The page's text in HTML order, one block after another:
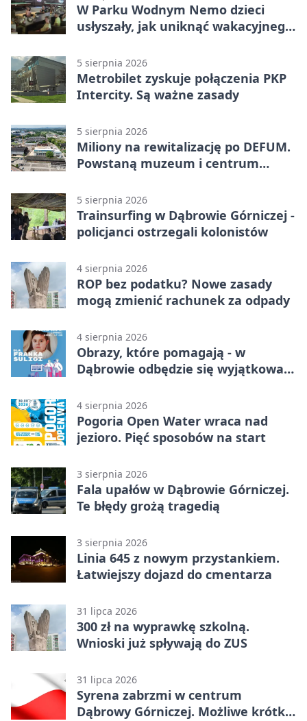
W Parku Wodnym Nemo dzieci
usłyszały, jak uniknąć wakacyjnego
5 sierpnia 2026
Metrobilet zyskuje połączenia PKP
Intercity. Są ważne zasady
5 sierpnia 2026
Miliony na rewitalizację po DEFUM.
Powstaną muzeum i centrum
5 sierpnia 2026
Trainsurfing w Dąbrowie Górniczej -
policjanci ostrzegali kolonistów
4 sierpnia 2026
ROP bez podatku? Nowe zasady
mogą zmienić rachunek za odpady
4 sierpnia 2026
Obrazy, które pomagają - w
Dąbrowie odbędzie się wyjątkowa
4 sierpnia 2026
Pogoria Open Water wraca nad
jezioro. Pięć sposobów na start
3 sierpnia 2026
Fala upałów w Dąbrowie Górniczej.
Te błędy grożą tragedią
3 sierpnia 2026
Linia 645 z nowym przystankiem.
Łatwiejszy dojazd do cmentarza
31 lipca 2026
300 zł na wyprawkę szkolną.
Wnioski już spływają do ZUS
31 lipca 2026
Syrena zabrzmi w centrum
Dąbrowy Górniczej. Możliwe krótkie